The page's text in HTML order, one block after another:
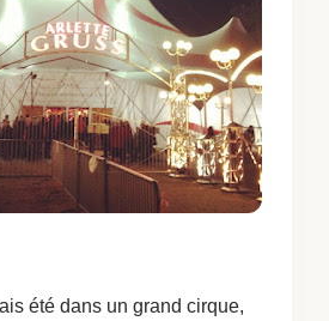
été dans un grand cirque,